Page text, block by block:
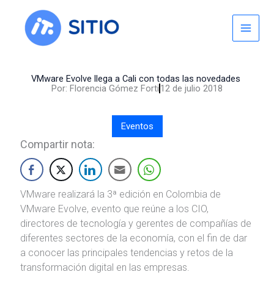
content
VMware Evolve llega a Cali con todas las novedades
Por: Florencia Gómez Forti 12 de julio 2018
Eventos
Compartir nota:
VMware realizará la 3ª edición en Colombia de
VMware Evolve, evento que reúne a los CIO,
directores de tecnología y gerentes de compañías de
diferentes sectores de la economía, con el fin de dar
a conocer las principales tendencias y retos de la
transformación digital en las empresas.